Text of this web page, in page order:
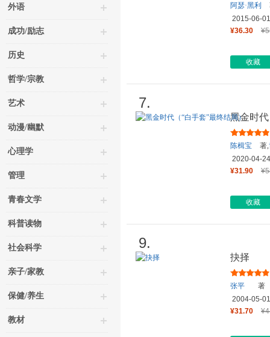
外语
成功/励志
历史
哲学/宗教
艺术
动漫/幽默
心理学
管理
青春文学
科普读物
社会科学
亲子/家教
保健/养生
教材
阿瑟·黑利
2015-06-01
¥36.30
收藏
7.
黑金时
陈楫宝 著,
2020-04-24
¥31.90
收藏
9.
抉择
张平
著
2004-05-01
¥31.70